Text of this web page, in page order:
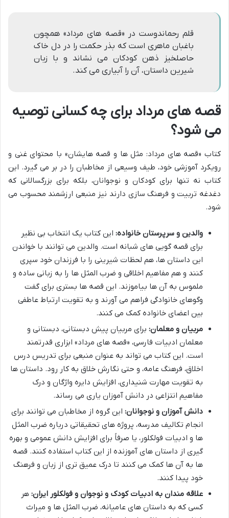
قلم رحماندوست در «قصه های مرداد» همچون
باغبان ماهری است که بذر حکمت را در دل خاک
حاصلخیز ذهن کودکان می نشاند و با زبان
شیرین داستان، آن را آبیاری می کند.
قصه های مرداد برای چه کسانی توصیه
می شود؟
کتاب «قصه های مرداد: مثل ها و قصه هایشان» با محتوای غنی و
رویکرد آموزشی خود، طیف وسیعی از مخاطبان را در بر می گیرد. این
کتاب نه تنها برای کودکان و نوجوانان، بلکه برای بزرگسالانی که
دغدغه تربیت و فرهنگ سازی دارند نیز منبعی ارزشمند محسوب می
شود.
والدین و سرپرستان خانواده: این کتاب یک انتخاب بی نظیر
برای قصه گویی های شبانه است. والدین می توانند با خواندن
این داستان ها، هم لحظات شیرینی را با فرزندان خود سپری
کنند و هم مفاهیم اخلاقی و ضرب المثل ها را به زبانی ساده و
ملموس به آن ها بیاموزند. این قصه ها بستری برای گفت
وگوهای خانوادگی فراهم می آورند و به تقویت ارتباط عاطفی
بین اعضای خانواده کمک می کنند.
مربیان و معلمان: برای مربیان پیش دبستانی، دبستانی و
معلمان ادبیات فارسی، «قصه های مرداد» ابزاری قدرتمند
است. این کتاب می تواند به عنوان منبعی برای تدریس درس
اخلاق، فرهنگ عامه، و حتی نگارش خلاق به کار رود. داستان ها
به تقویت مهارت شنیداری، افزایش دایره واژگان و درک
مفاهیم انتزاعی در دانش آموزان یاری می رساند.
دانش آموزان و نوجوانان: این گروه از مخاطبان می توانند برای
انجام تکالیف مدرسه، پروژه های تحقیقاتی درباره ضرب المثل
ها و ادبیات فولکلور، یا صرفاً برای افزایش دانش عمومی و بهره
گیری از داستان های آموزنده از این کتاب استفاده کنند. قصه
ها به آن ها کمک می کنند تا درک عمیق تری از زبان و فرهنگ
خود پیدا کنند.
علاقه مندان به ادبیات کودک و نوجوان و فولکلور ایران: هر
کسی که به داستان های عامیانه، ضرب المثل ها و میراث